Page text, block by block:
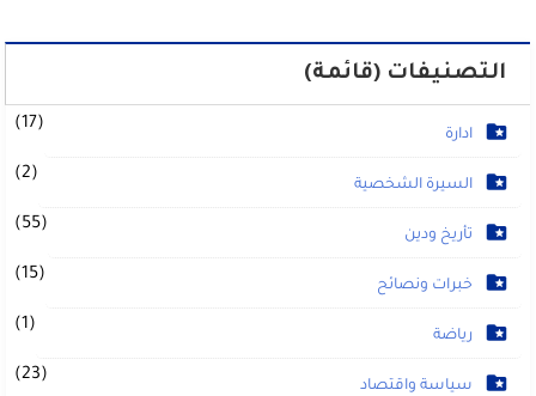
التصنيفات (قائمة)
ادارة
(17)
السيرة الشخصية
(2)
تأريخ ودين
(55)
خبرات ونصائح
(15)
رياضة
(1)
سياسة واقتصاد
(23)